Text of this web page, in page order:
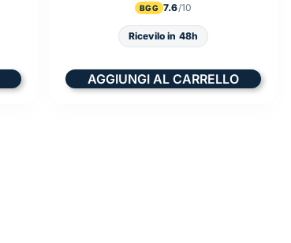
BGG 7.6
Ricevilo in 48h
AGGIUNGI AL CARRELLO